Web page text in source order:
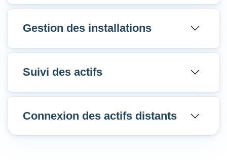
Gestion des installations
Suivi des actifs
Connexion des actifs distants